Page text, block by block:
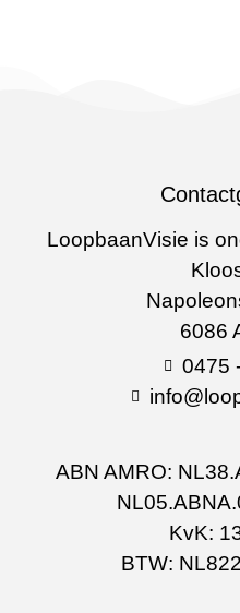
LoopbaanVisie is
6086
0475
ABN AMRO:
KvK:
BTW: